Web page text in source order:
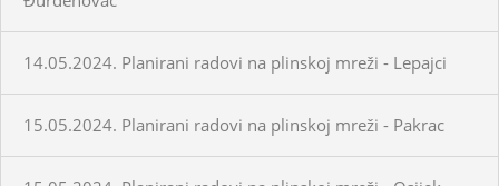
14.05.2024. Planirani radovi na plinskoj mreži - Lepajci
15.05.2024. Planirani radovi na plinskoj mreži - Pakrac